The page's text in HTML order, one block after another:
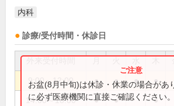
内科
診療/受付時間・休診日
9:00～12:00 ● ● ● ●
14:00～18:00 ● ● ●
お盆(8月中旬)は休診・休業の場合があ
に必ず医療機関に直接ご確認ください。